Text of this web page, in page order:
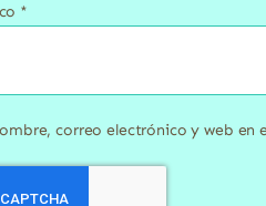
*
correo electrónico y web